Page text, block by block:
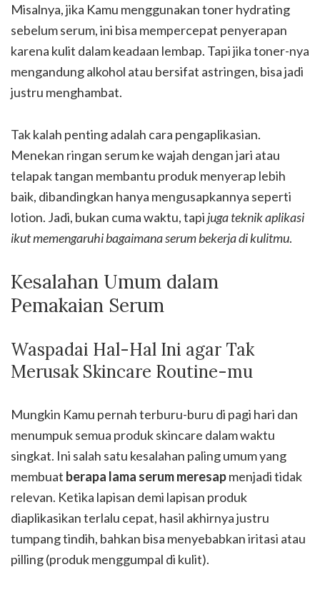
Misalnya, jika Kamu menggunakan toner hydrating
sebelum serum, ini bisa mempercepat penyerapan
karena kulit dalam keadaan lembap. Tapi jika toner-nya
mengandung alkohol atau bersifat astringen, bisa jadi
justru menghambat.
Tak kalah penting adalah cara pengaplikasian.
Menekan ringan serum ke wajah dengan jari atau
telapak tangan membantu produk menyerap lebih
baik, dibandingkan hanya mengusapkannya seperti
lotion. Jadi, bukan cuma waktu, tapi juga teknik aplikasi
ikut memengaruhi bagaimana serum bekerja di kulitmu.
Kesalahan Umum dalam
Pemakaian Serum
Waspadai Hal-Hal Ini agar Tak
Merusak Skincare Routine-mu
Mungkin Kamu pernah terburu-buru di pagi hari dan
menumpuk semua produk skincare dalam waktu
singkat. Ini salah satu kesalahan paling umum yang
membuat berapa lama serum meresapmenjadi tidak
relevan. Ketika lapisan demi lapisan produk
diaplikasikan terlalu cepat, hasil akhirnya justru
tumpang tindih, bahkan bisa menyebabkan iritasi atau
pilling (produk menggumpal di kulit).